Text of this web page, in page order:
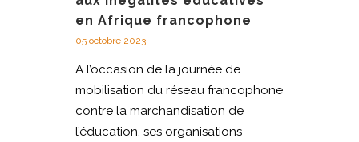
en Afrique francophone
05 octobre 2023
A l’occasion de la journée de
mobilisation du réseau francophone
contre la marchandisation de
l’éducation, ses organisations